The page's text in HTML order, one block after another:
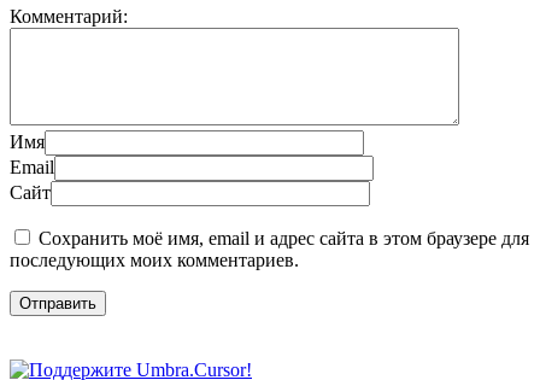
Комментарий:
Имя
Email
Сайт
Сохранить моё имя, email и адрес сайта в этом браузере для
последующих моих комментариев.